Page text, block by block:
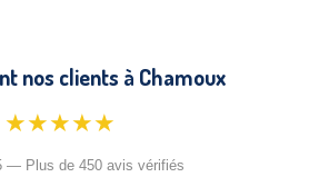
nos clients à Chamoux
★★★★★
— Plus de 450 avis vérifiés